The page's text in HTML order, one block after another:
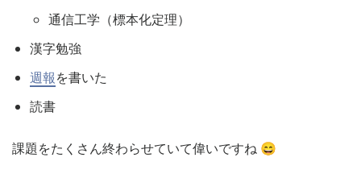
通信工学（標本化定理）
漢字勉強
週報を書いた
読書
課題をたくさん終わらせていて偉いですね 😄